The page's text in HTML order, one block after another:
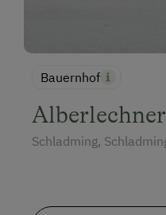
Bauernhof
Alberlechner
Schladming,